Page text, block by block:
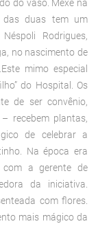
do vaso. Mexe na
das duas tem um
Rodrigues,
no nascimento de
mimo especial
do Hospital. Os
de ser convênio,
recebem plantas,
de celebrar a
Na época era
com a gerente de
da iniciativa.
com flores.
mais mágico da